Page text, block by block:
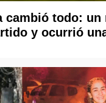
cambió todo: un
y ocurrió